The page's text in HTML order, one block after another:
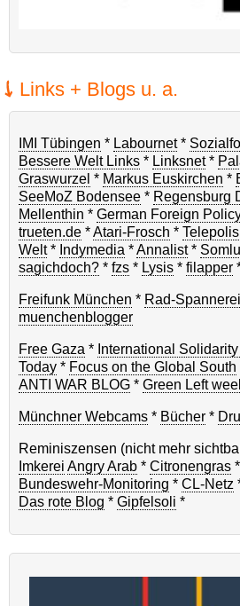
Links + Blogs u. a.
IMI Tübingen * Labournet*
Bessere Welt Links * Linksnet*
Graswurzel * Markus Euskirchen *
SeeMoZ Bodensee * Regensburg
Mellenthin * German Foreign
trueten.de *Atari-Frosch * Telepolis
Welt* Indymedia *Annalist*
sagichdoch? * fzs * Lysis * filapper
Freifunk München * Rad-
muenchenblogger
Free Gaza * International
Today * Focus on the Global South
ANTI WAR BLOG * Green Left
Münchner Webcams * Bücher *
Reminiszensen (nicht mehr
Imkerei Angry Arab * Citronengras *
Bundeswehr-Monitoring * CL-Netz
Das rote Blog * Gipfelsoli *